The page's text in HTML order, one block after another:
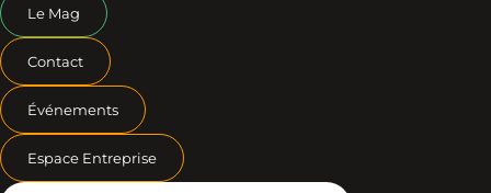
Le Mag
Contact
Événements
Espace Entreprise